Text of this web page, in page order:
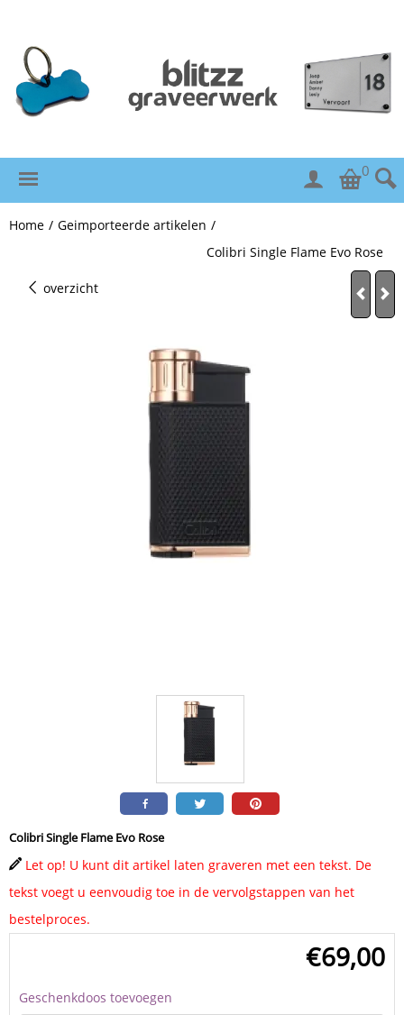
0
Home / Geimporteerde artikelen /
Colibri Single Flame Evo Rose
overzicht
Colibri Single Flame Evo Rose
Let op! U kunt dit artikel laten graveren met een tekst. De
tekst voegt u eenvoudig toe in de vervolgstappen van het
bestelproces.
€69,00
Geschenkdoos toevoegen